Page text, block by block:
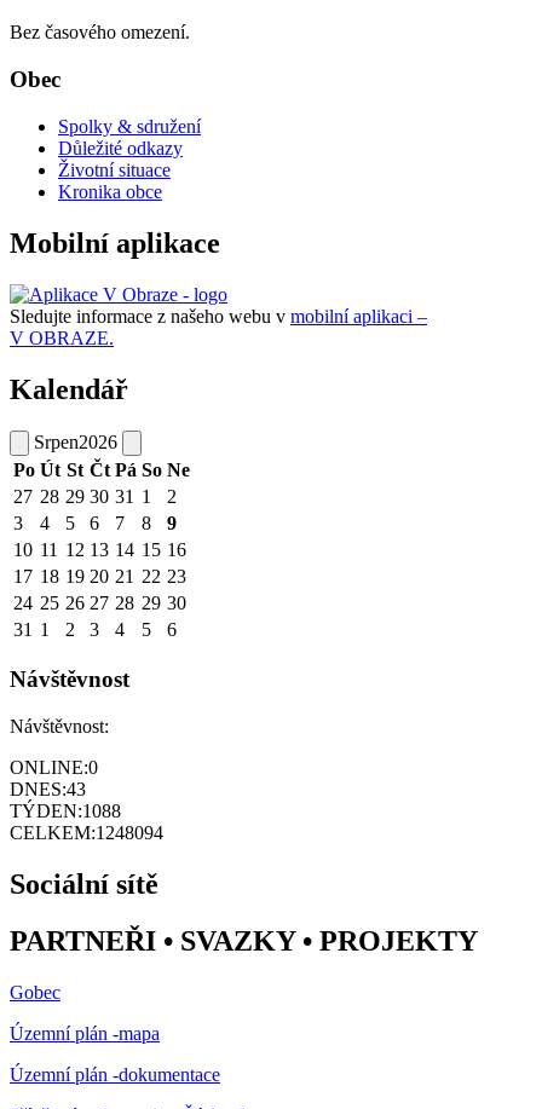
Bez časového omezení.
Obec
Spolky & sdružení
Důležité odkazy
Životní situace
Kronika obce
Mobilní aplikace
Sledujte informace z našeho webu v mobilní aplikaci –
V OBRAZE.
Kalendář
Srpen2026
Po Út St Čt Pá So Ne
27 28 29 30 31 1
2
3
4 5 6 7 8
9
10 11 12 13 14 15 16
17 18 19 20 21 22 23
24 25 26 27 28 29 30
31 1 2 3 4 5 6
Návštěvnost
Návštěvnost:
ONLINE:0
DNES:43
TÝDEN:1088
CELKEM:1248094
Sociální sítě
PARTNEŘI • SVAZKY • PROJEKTY
Gobec
Územní plán -mapa
Územní plán -dokumentace